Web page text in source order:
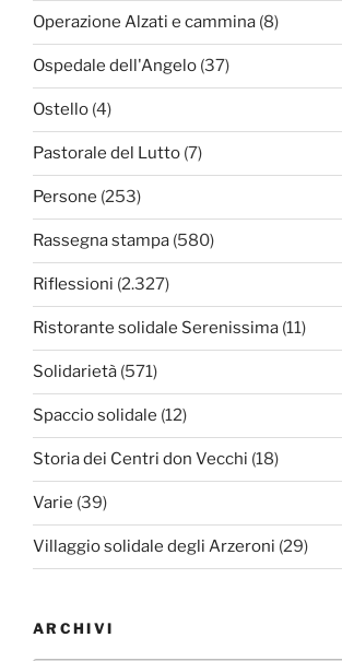
Operazione Alzati e cammina (8)
Ospedale dell'Angelo (37)
Ostello (4)
Pastorale del Lutto (7)
Persone (253)
Rassegna stampa (580)
Riflessioni (2.327)
Ristorante solidale Serenissima (11)
Solidarietà (571)
Spaccio solidale (12)
Storia dei Centri don Vecchi (18)
Varie (39)
Villaggio solidale degli Arzeroni (29)
ARCHIVI